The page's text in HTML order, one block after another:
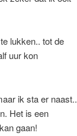
lukken.. tot de
uur kon
ik sta er naast..
Het is een
gaan!